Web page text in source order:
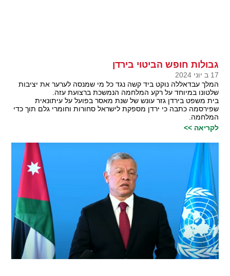
גבולות חופש הביטוי בירדן
17 ב יוני 2024
המלך עבדאללה נוקט ביד קשה נגד כל מי שמנסה לערער את יציבות
שלטונו במיוחד על רקע המלחמה הנמשכת ברצועת עזה.
בית משפט בירדן גזר עונש של שנת מאסר בפועל על עיתונאית
שפירסמה כתבה כי ירדן מספקת לישראל סחורות וחומרי גלם תוך כדי
המלחמה.
לקריאה >>